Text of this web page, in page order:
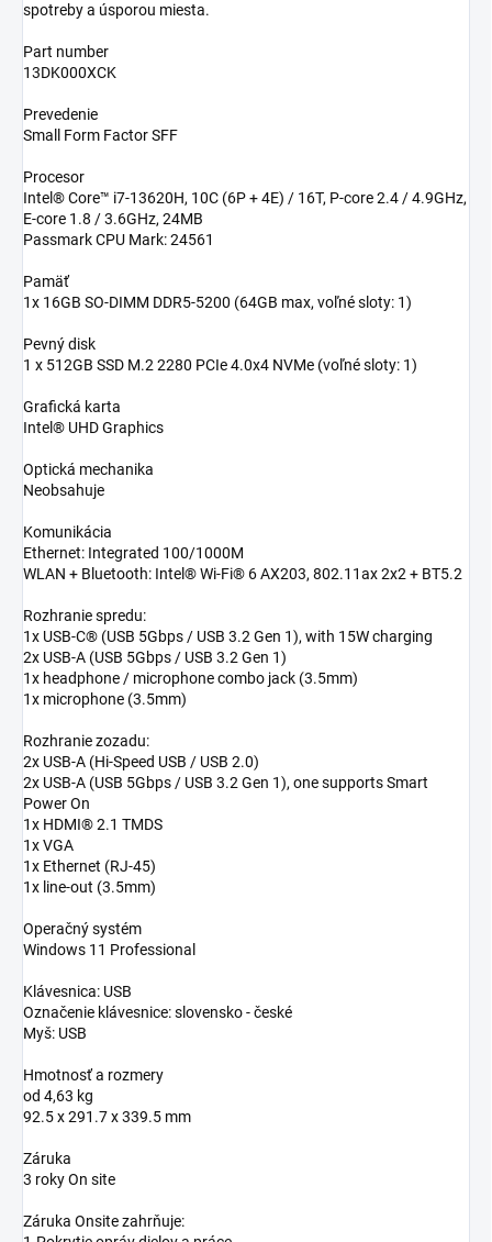
spotreby a úsporou miesta.
Part number
13DK000XCK
Prevedenie
Small Form Factor SFF
Procesor
Intel® Core™ i7-13620H, 10C (6P + 4E) / 16T, P-core 2.4 / 4.9GHz,
E-core 1.8 / 3.6GHz, 24MB
Passmark CPU Mark: 24561
Pamäť
1x 16GB SO-DIMM DDR5-5200 (64GB max, voľné sloty: 1)
Pevný disk
1 x 512GB SSD M.2 2280 PCIe 4.0x4 NVMe (voľné sloty: 1)
Grafická karta
Intel® UHD Graphics
Optická mechanika
Neobsahuje
Komunikácia
Ethernet: Integrated 100/1000M
WLAN + Bluetooth: Intel® Wi-Fi® 6 AX203, 802.11ax 2x2 + BT5.2
Rozhranie spredu:
1x USB-C® (USB 5Gbps / USB 3.2 Gen 1), with 15W charging
2x USB-A (USB 5Gbps / USB 3.2 Gen 1)
1x headphone / microphone combo jack (3.5mm)
1x microphone (3.5mm)
Rozhranie zozadu:
2x USB-A (Hi-Speed USB / USB 2.0)
2x USB-A (USB 5Gbps / USB 3.2 Gen 1), one supports Smart
Power On
1x HDMI® 2.1 TMDS
1x VGA
1x Ethernet (RJ-45)
1x line-out (3.5mm)
Operačný systém
Windows 11 Professional
Klávesnica: USB
Označenie klávesnice: slovensko - české
Myš: USB
Hmotnosť a rozmery
od 4,63 kg
92.5 x 291.7 x 339.5 mm
Záruka
3 roky On site
Záruka Onsite zahrňuje: